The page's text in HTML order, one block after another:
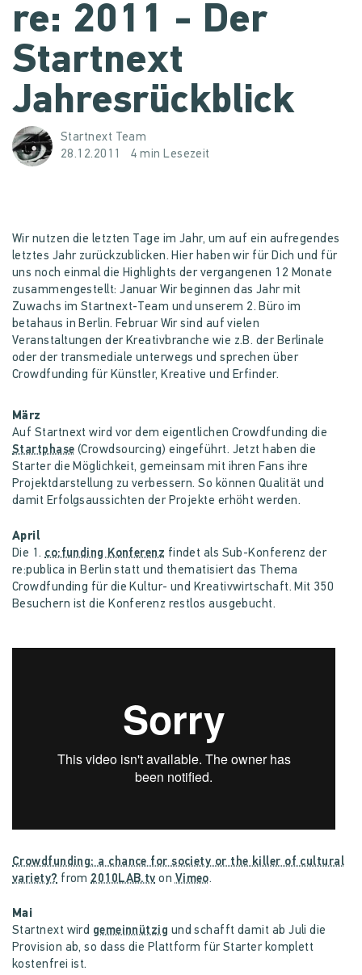
re: 2011 - Der
Startnext
Jahresrückblick
Startnext Team
28.12.2011
4 min Lesezeit
Wir nutzen die letzten Tage im Jahr, um auf ein aufregendes
letztes Jahr zurückzublicken. Hier haben wir für Dich und für
uns noch einmal die Highlights der vergangenen 12 Monate
zusammengestellt: Januar Wir beginnen das Jahr mit
Zuwachs im Startnext-Team und unserem 2. Büro im
betahaus in Berlin. Februar Wir sind auf vielen
Veranstaltungen der Kreativbranche wie z.B. der Berlinale
oder der transmediale unterwegs und sprechen über
Crowdfunding für Künstler, Kreative und Erfinder.
März
Auf Startnext wird vor dem eigentlichen Crowdfunding die
Startphase (Crowdsourcing) eingeführt. Jetzt haben die
Starter die Möglichkeit, gemeinsam mit ihren Fans ihre
Projektdarstellung zu verbessern. So können Qualität und
damit Erfolgsaussichten der Projekte erhöht werden.
April
Die 1. co:funding Konferenz findet als Sub-Konferenz der
re:publica in Berlin statt und thematisiert das Thema
Crowdfunding für die Kultur- und Kreativwirtschaft. Mit 350
Besuchern ist die Konferenz restlos ausgebucht.
Crowdfunding: a chance for society or the killer of cultural
variety? from 2010LAB.tv on Vimeo.
Mai
Startnext wird gemeinnützig und schafft damit ab Juli die
Provision ab, so dass die Plattform für Starter komplett
kostenfrei ist.